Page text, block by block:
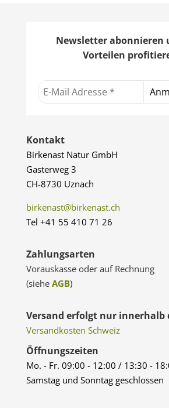
Newsletter abonnieren
Vorteilen
Kontakt
Birkenast Natur GmbH
Gasterweg 3
CH-8730 Uznach
birkenast@birkenast.ch
Tel +41 55 410 71 26
Zahlungsarten
Vorauskasse oder auf Rechnung
(siehe AGB)
Versand erfolgt nur innerhalb
Versandkosten Schweiz
Öffnungszeiten
Mo. - Fr. 09:00 - 12:00 / 13:30 -
Samstag und Sonntag geschlossen